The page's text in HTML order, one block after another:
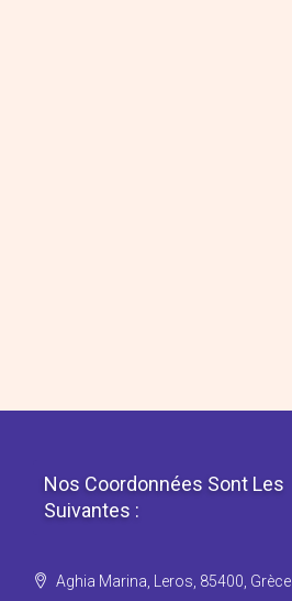
Nos Coordonnées Sont Les
Suivantes :
Aghia Marina, Leros, 85400, Grèce